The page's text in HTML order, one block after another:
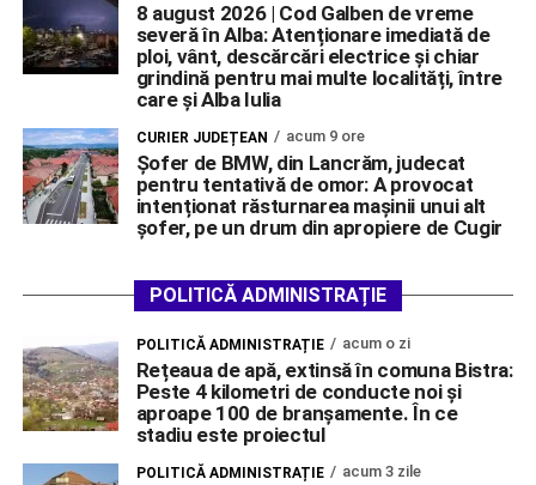
8 august 2026 | Cod Galben de vreme
severă în Alba: Atenționare imediată de
ploi, vânt, descărcări electrice și chiar
grindină pentru mai multe localități, între
care și Alba Iulia
CURIER JUDEȚEAN acum 9 ore
Șofer de BMW, din Lancrăm, judecat
pentru tentativă de omor: A provocat
intenționat răsturnarea mașinii unui alt
șofer, pe un drum din apropiere de Cugir
POLITICĂ ADMINISTRAȚIE
POLITICĂ ADMINISTRAȚIE acum o zi
Rețeaua de apă, extinsă în comuna Bistra:
Peste 4 kilometri de conducte noi și
aproape 100 de branșamente. În ce
stadiu este proiectul
POLITICĂ ADMINISTRAȚIE acum 3 zile